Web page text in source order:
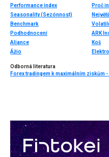
Performance index
Seasonality (Sezónnost)
Benchmark
Podhodnocení
Aliance
Ážio
Proč
ARK
Koš
Odborná literatura
Forex tradingem k maximálním ziskům